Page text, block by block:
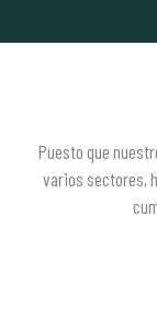
Puesto que
varios sectores,